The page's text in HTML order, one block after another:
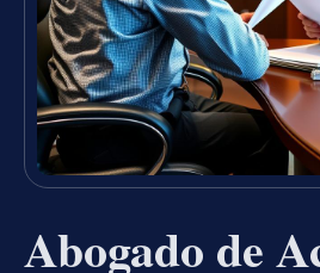
Abogado de